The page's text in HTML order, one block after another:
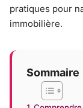
pratiques pour
immobilière.
Sommaire